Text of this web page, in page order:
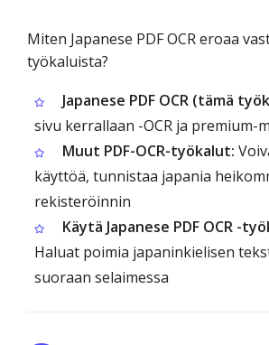
Miten Japanese PDF OCR eroaa
työkaluista?
Japanese PDF OCR (tämä
sivu kerrallaan -OCR ja premium-
Muut PDF-OCR-työkalut:
käyttöä, tunnistaa japania
rekisteröinnin
Käytä Japanese PDF OCR -
Haluat poimia japaninkielisen
suoraan selaimessa